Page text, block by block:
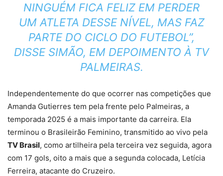
NINGUÉM FICA FELIZ EM PERDER
UM ATLETA DESSE NÍVEL, MAS FAZ
PARTE DO CICLO DO FUTEBOL”,
DISSE SIMÃO, EM DEPOIMENTO À TV
PALMEIRAS.
Independentemente do que ocorrer nas competições que
Amanda Gutierres tem pela frente pelo Palmeiras, a
temporada 2025 é a mais importante da carreira. Ela
terminou o Brasileirão Feminino, transmitido ao vivo pela
TV Brasil, como artilheira pela terceira vez seguida, agora
com 17 gols, oito a mais que a segunda colocada, Letícia
Ferreira, atacante do Cruzeiro.